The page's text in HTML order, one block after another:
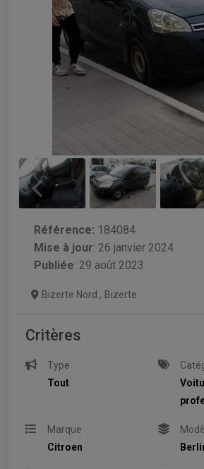
Référence: 184084
Mise à jour: 26 janvier 2024
Publiée: 29 août 2023
Bizerte Nord , Bizerte
Critères
Type
Tout
Marque
Citroen